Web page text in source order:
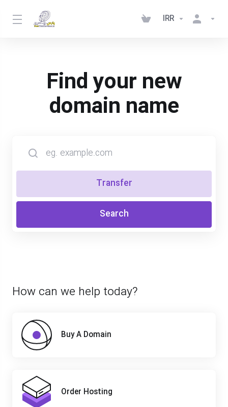
IRR
Find your new
domain name
Transfer
Search
How can we help today?
Buy A Domain
Order Hosting